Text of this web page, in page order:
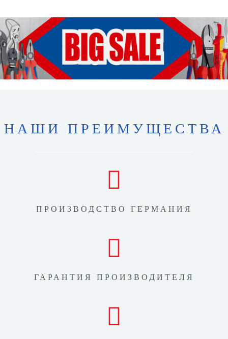
НАШИ ПРЕИМУЩЕСТВА
ПРОИЗВОДСТВО ГЕРМАНИЯ
ГАРАНТИЯ ПРОИЗВОДИТЕЛЯ